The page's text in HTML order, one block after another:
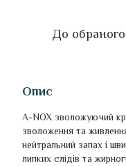
До обраного
Опис
A-NOX зволожуючий
зволоження та
нейтральний запах і
липких слідів та